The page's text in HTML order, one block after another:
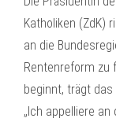
Katholiken (ZdK)
an die
Rentenreform zu
beginnt, trägt das
„Ich appelliere